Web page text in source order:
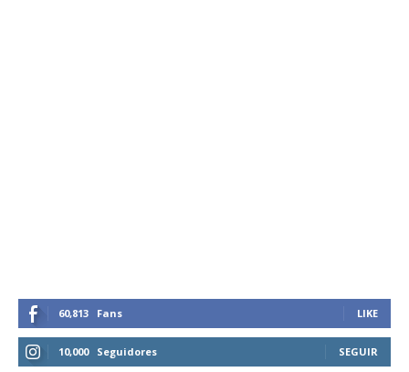
60,813 Fans LIKE
10,000 Seguidores SEGUIR